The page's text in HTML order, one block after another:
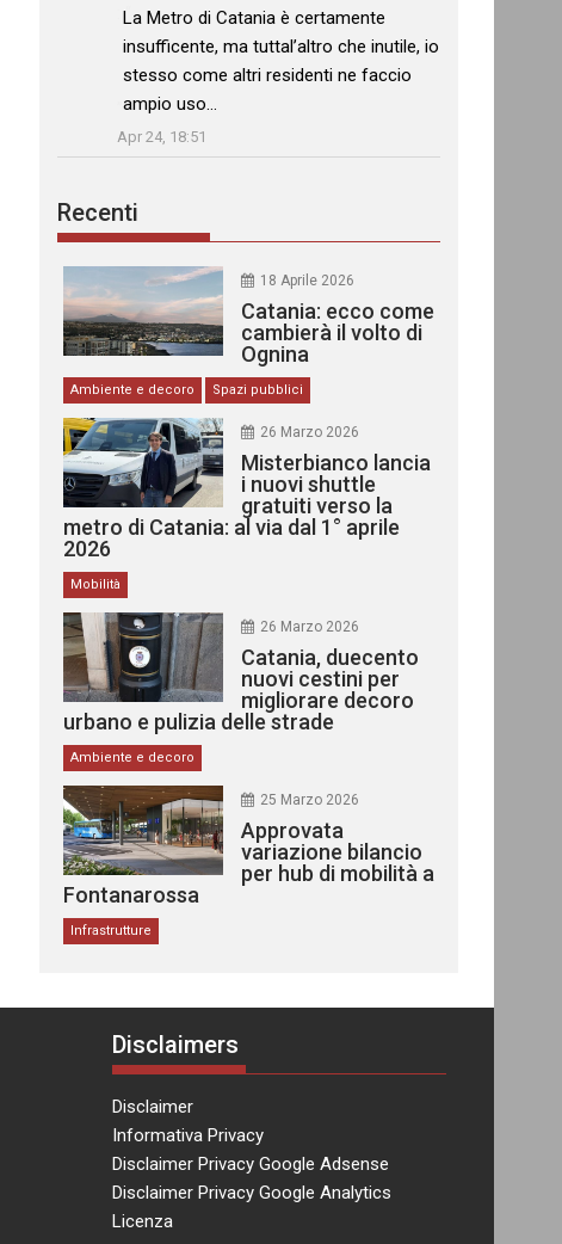
: “La Metro di Catania è certamente
insufficente, ma tuttal’altro che inutile, io
stesso come altri residenti ne faccio
ampio uso…
Apr 24, 18:51
Recenti
18 Aprile 2026
Catania: ecco come
cambierà il volto di
Ognina
Ambiente e decoro Spazi pubblici
26 Marzo 2026
Misterbianco lancia
i nuovi shuttle
gratuiti verso la
metro di Catania: al via dal 1° aprile
2026
Mobilità
26 Marzo 2026
Catania, duecento
nuovi cestini per
migliorare decoro
urbano e pulizia delle strade
Ambiente e decoro
25 Marzo 2026
Approvata
variazione bilancio
per hub di mobilità a
Fontanarossa
Infrastrutture
Disclaimers
Disclaimer
Informativa Privacy
Disclaimer Privacy Google Adsense
Disclaimer Privacy Google Analytics
Licenza